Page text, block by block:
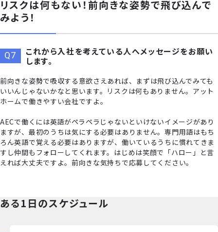
リスクは何もない！前向きな姿勢で飛び込んで
みよう！
これから入社を考えている人へメッセージをお願い
します。
前向きな姿勢で吸収する意欲さえあれば、まずは飛び込んでみても
いいんじゃないかなと思います。リスクは何もありません。アット
ホームで働きやすい会社ですよ。
AECで働くには英語がペラペラじゃないといけないイメージがあり
ますが、最初のうちは気にする必要はありません。専門用語はもち
ろん英語で覚える必要はありますが、働いているうちに慣れてきま
すし仲間もフォローしてくれます。はじめは笑顔で「ハロー」と言
えれば大丈夫ですよ。前向きな気持ちで応募してください。
ある1日のスケジュール